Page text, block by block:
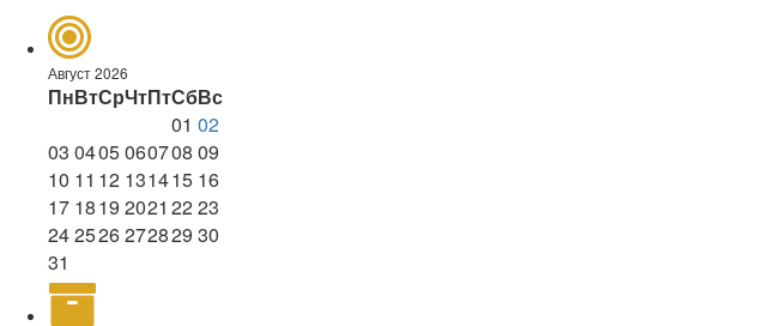
Август 2026
ПнВтСрЧтПтСбВс
01 02
03 0405060708 09
10 11 12 131415 16
17 1819 2021 2223
242526272829 30
31